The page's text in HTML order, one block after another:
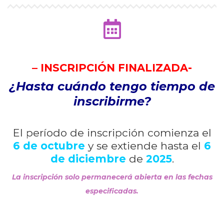
– INSCRIPCIÓN FINALIZADA-
¿Hasta cuándo tengo tiempo de
inscribirme?
El período de inscripción comienza el
6 de octubre y se extiende hasta el 6
de diciembre de 2025.
La inscripción solo permanecerá abierta en las fechas
especificadas.